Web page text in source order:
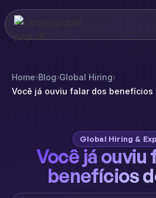
Home›Blog›Global Hiring›
Você já ouviu falar dos benefícios
Global Hiring &
Você já ouviu
benefícios